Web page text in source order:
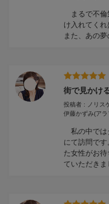
まるで不倫
け入れてくれ
また、あの
街で見かけ
投稿者 : ノリス
伊藤かずみ(アラ
私の中では
にて訪問で
た女性がお
ていただきま